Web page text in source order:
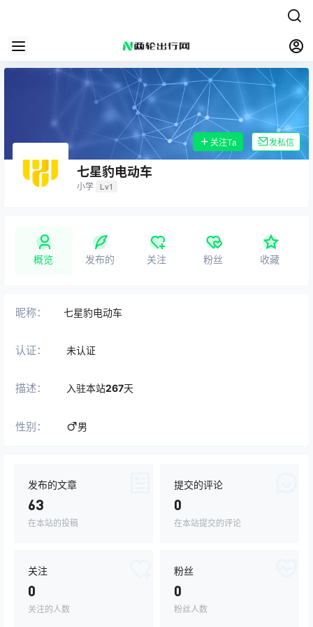
七星豹电动车
小学 Lv1
关注Ta 发私信
概览 发布的 关注 粉丝 收藏
昵称： 七星豹电动车
认证： 未认证
描述： 入驻本站267天
性别： 男
发布的文章
63
在本站的投稿
提交的评论
0
在本站提交的评论
关注
0
关注的人数
粉丝
0
粉丝人数